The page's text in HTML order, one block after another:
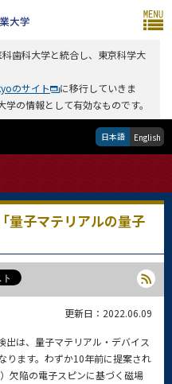
歯科大学と統合し、東京科学大
のサイト
に移行していきま
の情報として有効なものです。
日本語 English
量子マテリアルの量子
更新日：2022.06.09
出は、量子マテリアル・デバイス
ります。わずか10年前に提案され
欠陥の電子スピンに基づく磁場